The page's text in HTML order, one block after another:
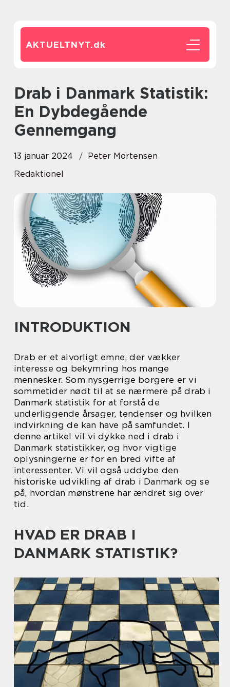
AKTUELTNYT.dk
Drab i Danmark Statistik:
En Dybdegående
Gennemgang
13 januar 2024
Peter Mortensen
Redaktionel
INTRODUKTION
Drab er et alvorligt emne, der vækker
interesse og bekymring hos mange
mennesker. Som nysgerrige borgere er vi
sommetider nødt til at se nærmere på drab i
Danmark statistik for at forstå de
underliggende årsager, tendenser og hvilken
indvirkning de kan have på samfundet. I
denne artikel vil vi dykke ned i drab i
Danmark statistikker, og hvor vigtige
oplysningerne er for en bred vifte af
interessenter. Vi vil også uddybe den
historiske udvikling af drab i Danmark og se
på, hvordan mønstrene har ændret sig over
tid.
HVAD ER DRAB I
DANMARK STATISTIK?